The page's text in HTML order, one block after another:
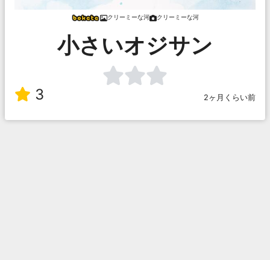
クリーミーな河 クリーミーな河
小さいオジサン
3 2ヶ月くらい前